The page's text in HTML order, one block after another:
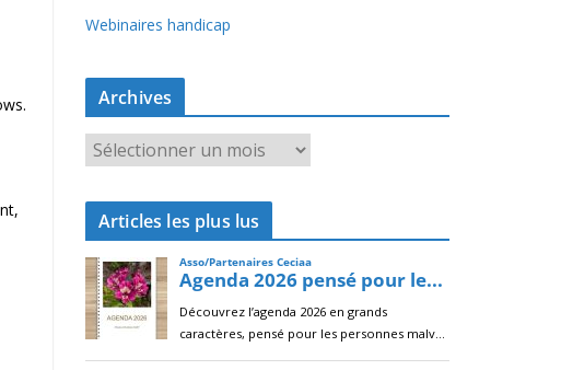
Webinaires handicap
Archives
r
c
i
v
e
s
Articles les plus lus